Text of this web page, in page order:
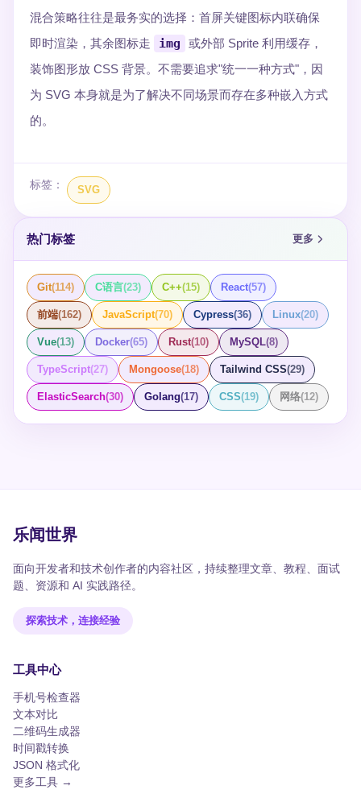
混合策略往往是最务实的选择：首屏关键图标内联确保
即时渲染，其余图标走
img
或外部 Sprite 利用缓存，
装饰图形放 CSS 背景。不需要追求"统一一种方式"，因
为 SVG 本身就是为了解决不同场景而存在多种嵌入方式
的。
标签： SVG
热门标签 更多
Git(114) C语言(23) C++(15) React(57)
前端(162) JavaScript(70) Cypress(36) Linux(20)
Vue(13) Docker(65) Rust(10) MySQL(8)
TypeScript(27) Mongoose(18) Tailwind CSS(29)
ElasticSearch(30) Golang(17) CSS(19) 网络(12)
乐闻世界
面向开发者和技术创作者的内容社区，持续整理文章、教程、面试
题、资源和 AI 实践路径。
探索技术，连接经验
工具中心
手机号检查器
文本对比
二维码生成器
时间戳转换
JSON 格式化
更多工具 →